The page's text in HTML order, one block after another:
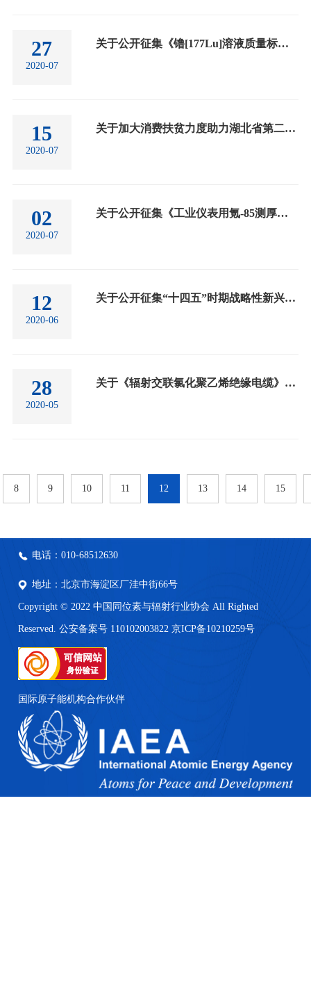
27
2020-07
关于公开征集《镥[177Lu]溶液质量标准》团体标准意见的通知
15
2020-07
关于加大消费扶贫力度助力湖北省第二批滞销农产品销售和52个未摘帽县如期脱贫的倡议
02
2020-07
关于公开征集《工业仪表用氪-85测厚源》和《伽玛刀治疗用钴-60γ放射源》团体标准意见的通知
12
2020-06
关于公开征集“十四五”时期战略性新兴产业高质量发展有关问题和建议的通知
28
2020-05
关于《辐射交联氯化聚乙烯绝缘电缆》团体标准征求意见稿征求意见的通知
8 9 10 11 12 13 14 15
电话：010-68512630
地址：北京市海淀区厂洼中街66号
Copyright © 2022 中国同位素与辐射行业协会 All Righted
Reserved. 公安备案号 110102003822京ICP备10210259号
国际原子能机构合作伙伴